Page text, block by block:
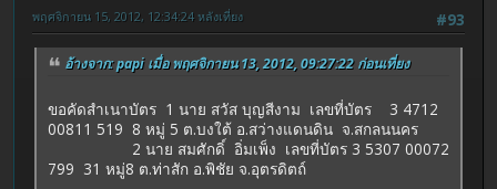
#93
พฤศจิกายน 15, 2012, 12:34:24 หลังเที่ยง
อ้างจาก: papi เมื่อ พฤศจิกายน 13, 2012, 09:27:22 ก่อนเที่ยง
ขอคัดสำเนาบัตร 1 นาย สวัส บุญสีงาม เลขที่บัตร 3 4712
00811 519 8 หมู่ 5 ต.บงใต้ อ.สว่างแดนดิน จ.สกลนนคร
2 นาย สมศักดิ์ อิ่มเพ็ง เลขที่บัตร 3 5307 00072
799 31 หมู่8 ต.ท่าสัก อ.พิชัย จ.อุตรดิตถ์